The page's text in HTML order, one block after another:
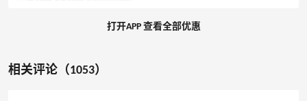
打开APP 查看全部优惠
相关评论（1053）